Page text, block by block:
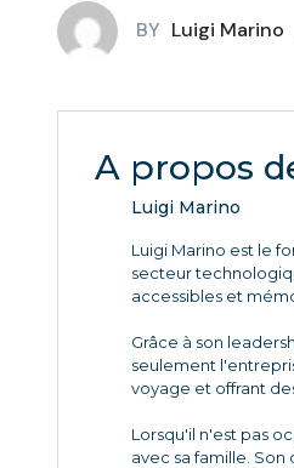
BY Luigi Marino
A propos
Luigi Marino
Luigi Marino est le
secteur
accessibles et
Grâce à son
seulement
voyage et offrant
Lorsqu'il n'est pas
avec sa famille.